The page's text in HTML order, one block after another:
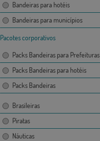
Bandeiras para hotéis
Bandeiras para municípios
Pacotes corporativos
Packs Bandeiras para Prefeituras
Packs Bandeiras para hotéis
Packs Bandeiras
Brasileiras
Piratas
Náuticas